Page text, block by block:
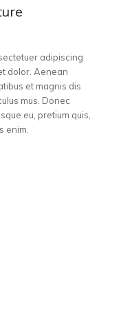
adipiscing
dolor. Aenean
et magnis dis
mus. Donec
eu, pretium quis,
enim.